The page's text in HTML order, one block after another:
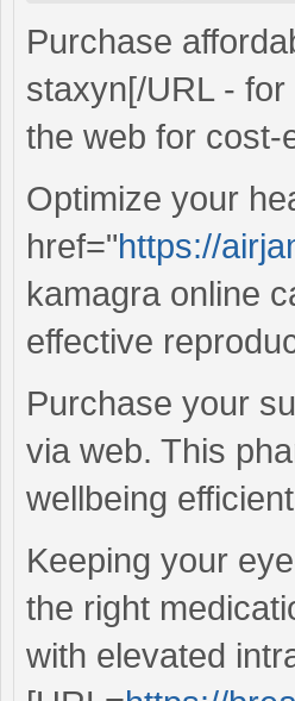
Purchase
staxyn[/URL -
the web for cost-
Optimize your
href="https://
kamagra online
effective
Purchase your
via web. This
wellbeing
Keeping your
the right
with elevated